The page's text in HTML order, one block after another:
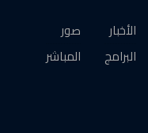
الأخبار
البرامج
صور
المباشر